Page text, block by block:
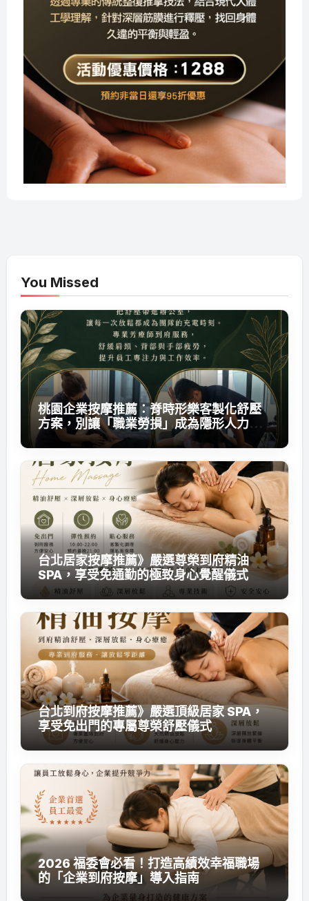
You Missed
桃園企業按摩推薦：脊時形樂客製化舒壓
方案，別讓「職業勞損」成為隱形人力成
本
台北居家按摩推薦》嚴選尊榮到府精油
SPA，享受免通勤的極致身心覺醒儀式
台北到府按摩推薦》嚴選頂級居家 SPA，
享受免出門的專屬尊榮舒壓儀式
2026 福委會必看！打造高績效幸福職場
的「企業到府按摩」導入指南